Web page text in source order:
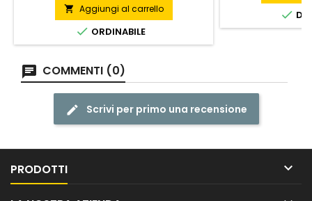
 Aggiungi al carrello
 ORDINABILE

COMMENTI (0)
Scrivi per primo una recensione
PRODOTTI 